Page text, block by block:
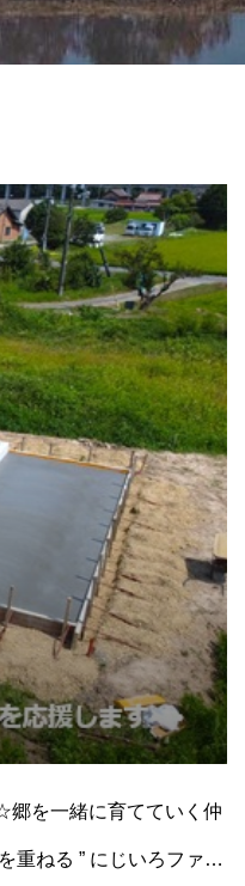
を一緒に育てていく仲
重ねる ” にじいろファー